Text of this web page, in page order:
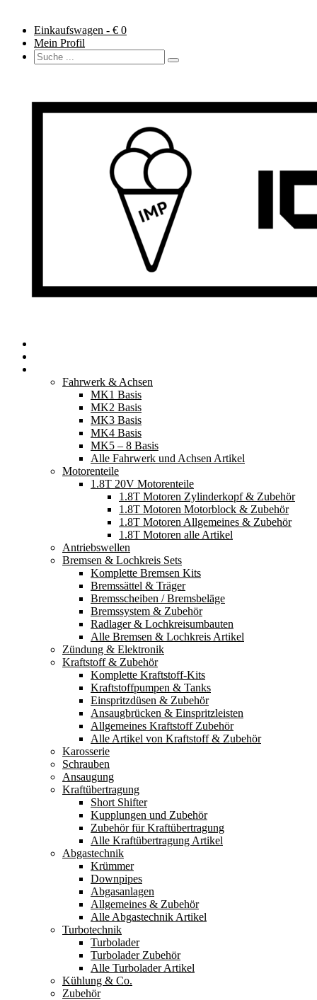
Einkaufswagen - € 0
Mein Profil
Fahrwerk & Achsen
MK1 Basis
MK2 Basis
MK3 Basis
MK4 Basis
MK5 – 8 Basis
Alle Fahrwerk und Achsen Artikel
Motorenteile
1.8T 20V Motorenteile
1.8T Motoren Zylinderkopf & Zubehör
1.8T Motoren Motorblock & Zubehör
1.8T Motoren Allgemeines & Zubehör
1.8T Motoren alle Artikel
Antriebswellen
Bremsen & Lochkreis Sets
Komplette Bremsen Kits
Bremssättel & Träger
Bremsscheiben / Bremsbeläge
Bremssystem & Zubehör
Radlager & Lochkreisumbauten
Alle Bremsen & Lochkreis Artikel
Zündung & Elektronik
Kraftstoff & Zubehör
Komplette Kraftstoff-Kits
Kraftstoffpumpen & Tanks
Einspritzdüsen & Zubehör
Ansaugbrücken & Einspritzleisten
Allgemeines Kraftstoff Zubehör
Alle Artikel von Kraftstoff & Zubehör
Karosserie
Schrauben
Ansaugung
Kraftübertragung
Short Shifter
Kupplungen und Zubehör
Zubehör für Kraftübertragung
Alle Kraftübertragung Artikel
Abgastechnik
Krümmer
Downpipes
Abgasanlagen
Allgemeines & Zubehör
Alle Abgastechnik Artikel
Turbotechnik
Turbolader
Turbolader Zubehör
Alle Turbolader Artikel
Kühlung & Co.
Zubehör